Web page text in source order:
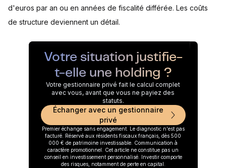
d'euros par an ou en années de fiscalité différée. Les coûts
de structure deviennent un détail.
Votre situation justifie-
t-elle une holding ?
Votre gestionnaire privé fait le calcul complet
avec vous, avant que vous ne payiez des
statuts.
Échanger avec un gestionnaire
privé
Premier échange sans engagement. Le diagnostic n'est pas
facturé. Réservé aux résidents fiscaux français, dès 500
000 € de patrimoine investissable. Communication à
caractère promotionnel. Cet article ne constitue pas un
conseil en investissement personnalisé. Investir comporte
des risques, notamment de perte en capital.